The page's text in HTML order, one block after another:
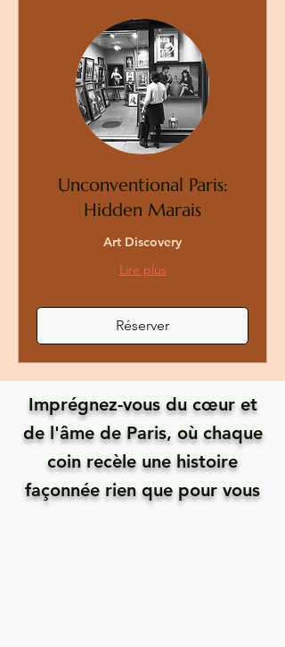
Unconventional Paris:
Hidden Marais
Art Discovery
Lire plus
Réserver
Imprégnez-vous du cœur et
de l'âme de Paris, où chaque
coin recèle une histoire
façonnée rien que pour vous